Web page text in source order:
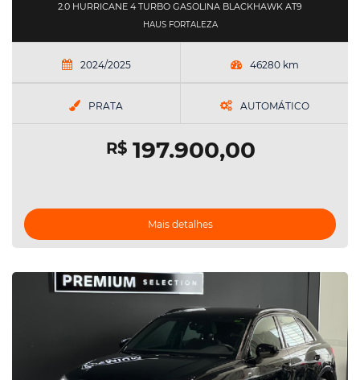
2.0 HURRICANE 4 TURBO GASOLINA BLACKHAWK AT9
HAUS FORTALEZA
2024/2025 46280 km
PRATA AUTOMÁTICO
R$197.900,00
Mais detalhes